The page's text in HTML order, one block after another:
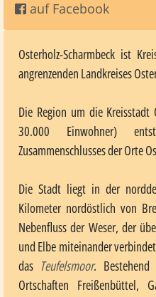
auf Facebook
Osterholz-Scharmbeck ist
angrenzenden Landkreises
Die Region um die Kreisstadt
30.000 Einwohner)
Zusammenschlusses der Orte
Die Stadt liegt in der
Kilometer nordöstlich von
Nebenfluss der Weser, der
und Elbe miteinander
das Teufelsmoor.
Ortschaften Freißenbüttel,